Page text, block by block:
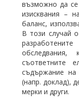
възможно да
изисквания –
баланс,
В този случай
съответните
съдържание на
(напр. доклад),
мерки и други.